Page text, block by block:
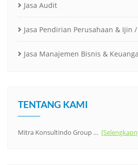
Jasa Audit
Jasa Pendirian Perusahaan & Ijin
Jasa Manajemen Bisnis &
TENTANG KAMI
Mitra Konsultindo Group …